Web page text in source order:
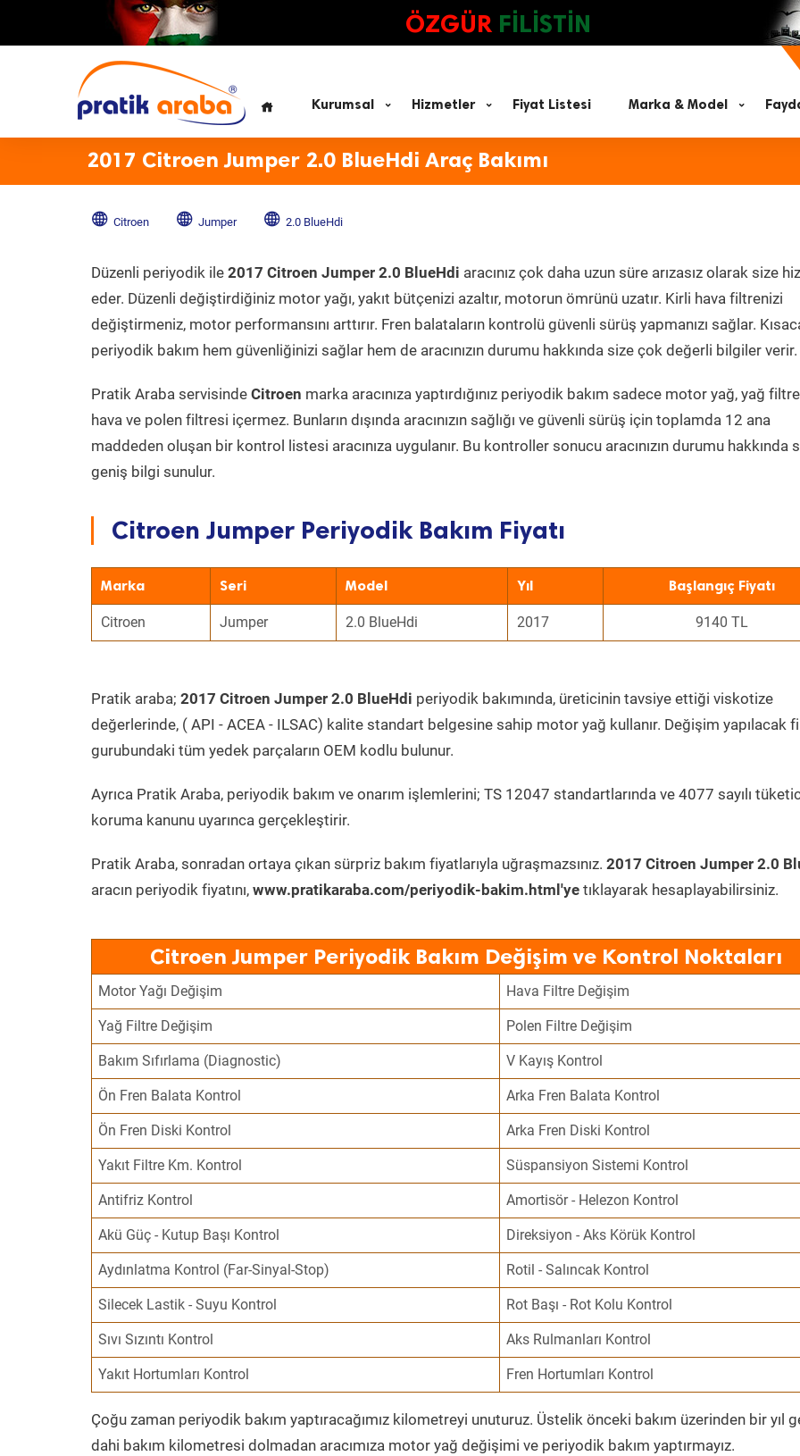
ÖZGÜR FİLİSTİN
Kurumsal Hizmetler Fiyat Listesi Marka & Model
2017 Citroen Jumper 2.0 BlueHdi Araç Bakımı
Citroen Jumper 2.0 BlueHdi
Düzenli periyodik ile 2017 Citroen Jumper 2.0 BlueHdi aracınız çok daha uzun süre arızasız olarak size
eder. Düzenli değiştirdiğiniz motor yağı, yakıt bütçenizi azaltır, motorun ömrünü uzatır. Kirli hava filtrenizi
değiştirmeniz, motor performansını arttırır. Fren balataların kontrolü güvenli sürüş yapmanızı sağlar.
periyodik bakım hem güvenliğinizi sağlar hem de aracınızın durumu hakkında size çok değerli bilgiler verir.
Pratik Araba servisinde Citroen marka aracınıza yaptırdığınız periyodik bakım sadece motor yağ, yağ
hava ve polen filtresi içermez. Bunların dışında aracınızın sağlığı ve güvenli sürüş için toplamda 12 ana
maddeden oluşan bir kontrol listesi aracınıza uygulanır. Bu kontroller sonucu aracınızın durumu hakkında
geniş bilgi sunulur.
Citroen Jumper Periyodik Bakım Fiyatı
Marka Seri Model Yıl Başlangıç Fiyatı
Citroen Jumper 2.0 BlueHdi 2017 9140 TL
Pratik araba; 2017 Citroen Jumper 2.0 BlueHdi periyodik bakımında, üreticinin tavsiye ettiği viskotize
değerlerinde, ( API - ACEA - ILSAC) kalite standart belgesine sahip motor yağ kullanır. Değişim yapılacak
gurubundaki tüm yedek parçaların OEM kodlu bulunur.
Ayrıca Pratik Araba, periyodik bakım ve onarım işlemlerini; TS 12047 standartlarında ve 4077 sayılı
koruma kanunu uyarınca gerçekleştirir.
Pratik Araba, sonradan ortaya çıkan sürpriz bakım fiyatlarıyla uğraşmazsınız. 2017 Citroen Jumper 2.0
aracın periyodik fiyatını, www.pratikaraba.com/periyodik-bakim.html'ye tıklayarak hesaplayabilirsiniz.
Citroen Jumper Periyodik Bakım Değişim ve Kontrol Noktaları
Motor Yağı Değişim Hava Filtre Değişim
Yağ Filtre Değişim Polen Filtre Değişim
Bakım Sıfırlama (Diagnostic) V Kayış Kontrol
Ön Fren Balata Kontrol Arka Fren Balata Kontrol
Ön Fren Diski Kontrol Arka Fren Diski Kontrol
Yakıt Filtre Km. Kontrol Süspansiyon Sistemi Kontrol
Antifriz Kontrol Amortisör - Helezon Kontrol
Akü Güç - Kutup Başı Kontrol Direksiyon - Aks Körük Kontrol
Aydınlatma Kontrol (Far-Sinyal-Stop) Rotil - Salıncak Kontrol
Silecek Lastik - Suyu Kontrol Rot Başı - Rot Kolu Kontrol
Sıvı Sızıntı Kontrol Aks Rulmanları Kontrol
Yakıt Hortumları Kontrol Fren Hortumları Kontrol
Çoğu zaman periyodik bakım yaptıracağımız kilometreyi unuturuz. Üstelik önceki bakım üzerinden bir yıl
dahi bakım kilometresi dolmadan aracımıza motor yağ değişimi ve periyodik bakım yaptırmayız.